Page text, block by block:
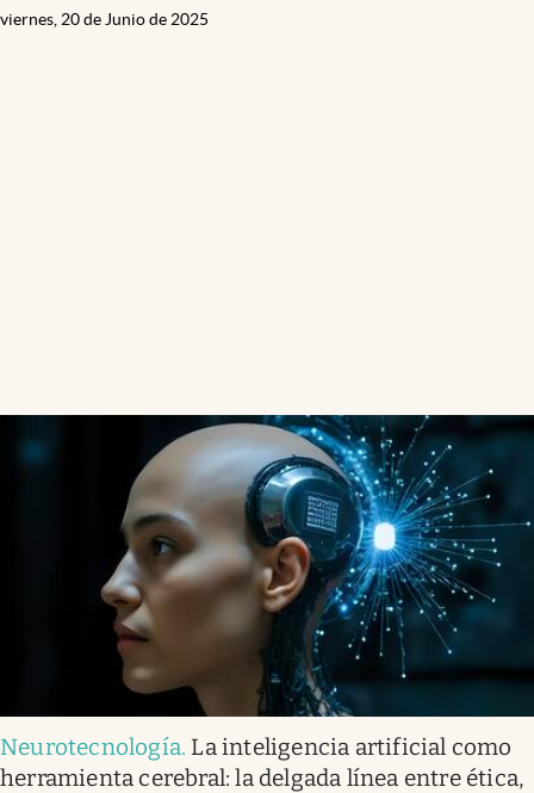
viernes, 20 de Junio de 2025
Neurotecnología. La inteligencia artificial como
herramienta cerebral: la delgada línea entre ética,